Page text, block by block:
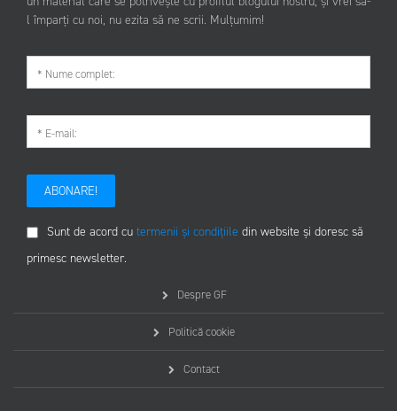
l împarți cu noi, nu ezita să ne scrii. Mulțumim!
ABONARE!
Sunt de acord cu termenii și condițiile din website și doresc să
primesc newsletter.
Despre GF
Politică cookie
Contact